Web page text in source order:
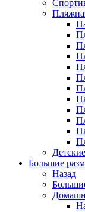
Большие
Назад